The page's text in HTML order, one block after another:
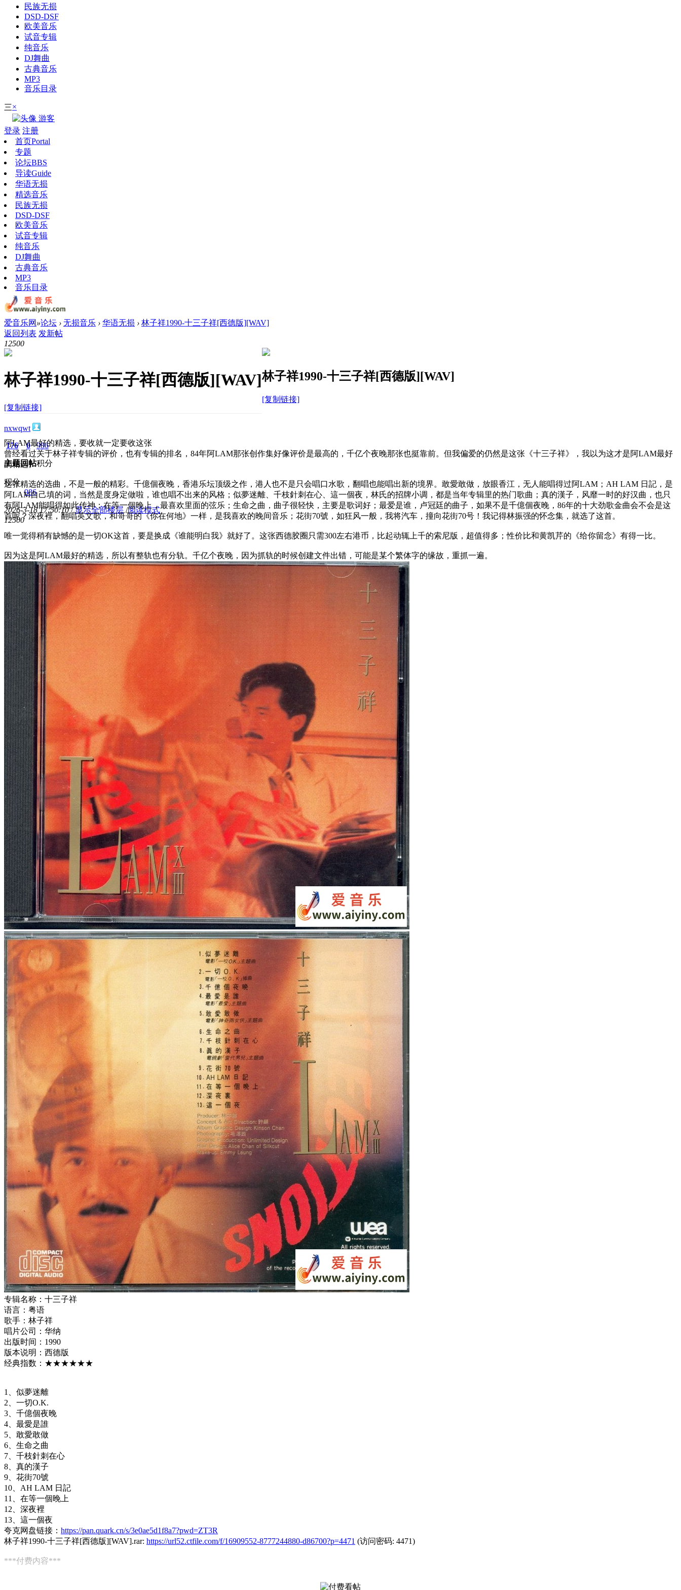
民族无损
DSD-DSF
欧美音乐
试音专辑
纯音乐
DJ舞曲
古典音乐
MP3
音乐目录
三×
游客
登录 注册
首页Portal
专题
论坛BBS
导读Guide
华语无损
精选音乐
民族无损
DSD-DSF
欧美音乐
试音专辑
纯音乐
DJ舞曲
古典音乐
MP3
音乐目录
爱音乐网 »论坛 › 无损音乐 › 华语无损 › 林子祥1990-十三子祥[西德版][WAV]
返回列表 发新帖
12500
林子祥1990-十三子祥[西德版][WAV]
[复制链接]
林子祥1990-十三子祥[西德版][WAV]
[复制链接]
nxwqwt
176
主题
0
回帖
986
积分
积分
986
2026-3-18 17:50:10 / 显示全部楼层 /阅读模式
12500
阿LAM最好的精选，要收就一定要收这张
曾经看过关于林子祥专辑的评价，也有专辑的排名，84年阿LAM那张创作集好像评价是最高的，千亿个夜晚那张也挺靠前。但我偏爱的仍然是这张《十三子祥》，我以为这才是阿LAM最好
的精选。
这张精选的选曲，不是一般的精彩。千億個夜晚，香港乐坛顶级之作，港人也不是只会唱口水歌，翻唱也能唱出新的境界。敢愛敢做，放眼香江，无人能唱得过阿LAM；AH LAM 日記，是
阿LAM自己填的词，当然是度身定做啦，谁也唱不出来的风格；似夢迷離、千枝針刺在心、這一個夜，林氏的招牌小调，都是当年专辑里的热门歌曲；真的漢子，风靡一时的好汉曲，也只
有阿LAM能唱得如此传神；在等一個晚上，最喜欢里面的弦乐；生命之曲，曲子很轻快，主要是歌词好；最爱是谁，卢冠廷的曲子，如果不是千億個夜晚，86年的十大劲歌金曲会不会是这
首呢？深夜裡，翻唱英文歌，和哥哥的《你在何地》一样，是我喜欢的晚间音乐；花街70號，如狂风一般，我将汽车，撞向花街70号！我记得林振强的怀念集，就选了这首。
唯一觉得稍有缺憾的是一切OK这首，要是换成《谁能明白我》就好了。这张西德胶圈只需300左右港币，比起动辄上千的索尼版，超值得多；性价比和黄凯芹的《给你留念》有得一比。
因为这是阿LAM最好的精选，所以有整轨也有分轨。千亿个夜晚，因为抓轨的时候创建文件出错，可能是某个繁体字的缘故，重抓一遍。
专辑名称：十三子祥
语言：粤语
歌手：林子祥
唱片公司：华纳
出版时间：1990
版本说明：西德版
经典指数：★★★★★★
1、似夢迷離
2、一切O.K.
3、千億個夜晚
4、最愛是誰
5、敢愛敢做
6、生命之曲
7、千枝針刺在心
8、真的漢子
9、花街70號
10、AH LAM 日記
11、在等一個晚上
12、深夜裡
13、這一個夜
夸克网盘链接： https://pan.quark.cn/s/3e0ae5d1f8a7?pwd=ZT3R
林子祥1990-十三子祥[西德版][WAV].rar: https://url52.ctfile.com/f/16909552-8777244880-d86700?p=4471 (访问密码: 4471)
***付费内容***